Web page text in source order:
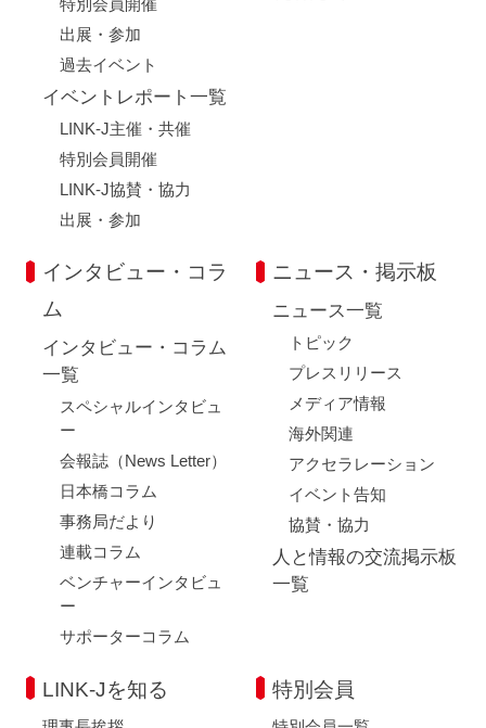
出展・参加
過去イベント
イベントレポート一覧
LINK-J主催・共催
特別会員開催
LINK-J協賛・協力
出展・参加
インタビュー・コラ
ム
インタビュー・コラム
一覧
スペシャルインタビュ
ー
会報誌（News Letter）
日本橋コラム
事務局だより
連載コラム
ベンチャーインタビュ
ー
サポーターコラム
ニュース・掲示板
ニュース一覧
トピック
プレスリリース
メディア情報
海外関連
アクセラレーション
イベント告知
協賛・協力
人と情報の交流掲示板
一覧
LINK-Jを知る 特別会員